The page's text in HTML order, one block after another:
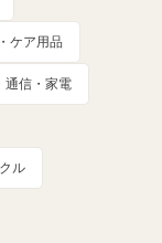
ケア用品
通信・家電
ル